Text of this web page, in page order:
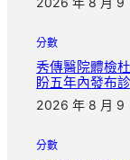
分數
秀傳醫院體檢
盼五年內發布
2026 年 8 月 9
分數